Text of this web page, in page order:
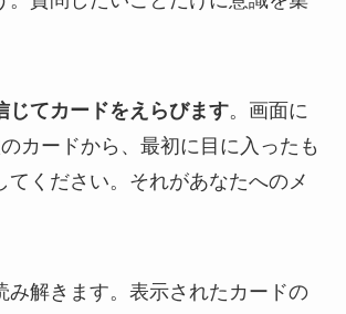
じてカードをえらびます。画面に
カードから、最初に目に入ったも
てください。それがあなたへのメ
み解きます。表示されたカードの